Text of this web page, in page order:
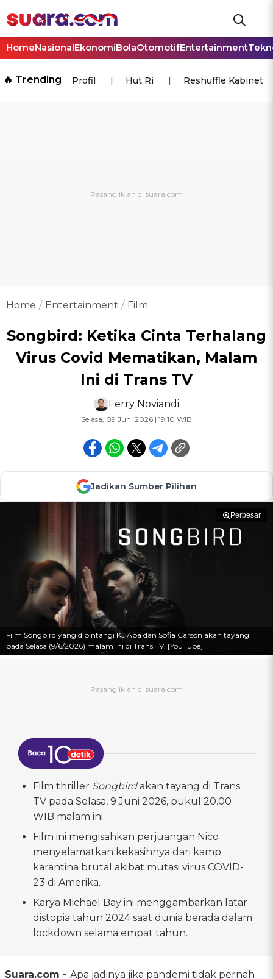
HomeNasionalEkonomiBolaOtomotifEntertainment
🔥 Trending Profil Hut Ri Reshuffle Kabinet
Home Entertainment Film
Songbird: Ketika Cinta Terhalang
Virus Covid Mematikan, Malam
Ini di Trans TV
Ferry Noviandi
Selasa, 09 Juni 2026 | 19:10 WIB
Jadikan Sumber Pilihan
Perbesar
Film Songbird yang dibintangi KJ Apa dan Sofia Carson akan tayang
pada Selasa (9/6/2026) malam ini di Trans TV. [YouTube]
Film thriller Songbirdakan tayang di Trans
TV pada Selasa, 9 Juni 2026, pukul 20.00
WIB malam ini.
Film ini mengisahkan perjuangan Nico
menyelamatkan kekasihnya dari kamp
karantina brutal akibat mutasi virus COVID-
23 di Amerika.
Karya Michael Bay ini menggambarkan latar
distopia tahun 2024 saat dunia berada dalam
lockdown selama empat tahun.
Suara.com - Apa jadinya jika pandemi tidak pernah